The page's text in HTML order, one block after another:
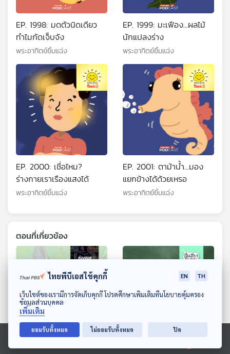
ดาวน์โหลด Thai PBS Podcast Application
Ⓒ 2020 องค์การกระจายเสียงและแพร่ภาพสาธารณะแห่งประเทศไทย
EP. 1998: มดตัวนิดเดียว
ทำไมกัดเจ็บจัง
พระอาทิตย์ยิ้มแฉ่ง
EP. 1999: มะเฟือง...ผลไม้
นักแปลงร่าง
พระอาทิตย์ยิ้มแฉ่ง
EP. 2000: เชื่อไหม?
ร่างกายเราเรืองแสงได้
พระอาทิตย์ยิ้มแฉ่ง
EP. 2001: ตาม้าน้ำ...มอง
แยกข้างได้ด้วยเหรอ
พระอาทิตย์ยิ้มแฉ่ง
ตอนที่เกี่ยวข้อง
EP. 5: ล่องไพร เมืองลับแล อำลาครบจบวิทยา
ไทยพีบีเอสใช้คุกกี้ EN TH
เว็บไซต์ของเรามีการจัดเก็บคุกกี้ โปรดศึกษาเพิ่มเติมที่นโยบายคุ้มครอง
ข้อมูลส่วนบุคคล
เพิ่มเติม
ยอมรับทั้งหมด ไม่ยอมรับทั้งหมด ปิด